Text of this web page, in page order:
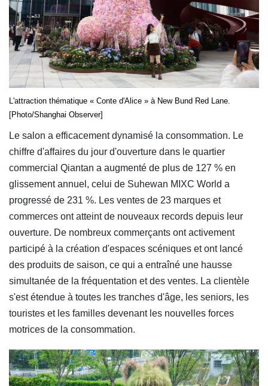
L'attraction thématique « Conte d'Alice » à New Bund Red Lane.
[Photo/Shanghai Observer]
Le salon a efficacement dynamisé la consommation. Le
chiffre d'affaires du jour d'ouverture dans le quartier
commercial Qiantan a augmenté de plus de 127 % en
glissement annuel, celui de Suhewan MIXC World a
progressé de 231 %. Les ventes de 23 marques et
commerces ont atteint de nouveaux records depuis leur
ouverture. De nombreux commerçants ont activement
participé à la création d'espaces scéniques et ont lancé
des produits de saison, ce qui a entraîné une hausse
simultanée de la fréquentation et des ventes. La clientèle
s'est étendue à toutes les tranches d'âge, les seniors, les
touristes et les familles devenant les nouvelles forces
motrices de la consommation.